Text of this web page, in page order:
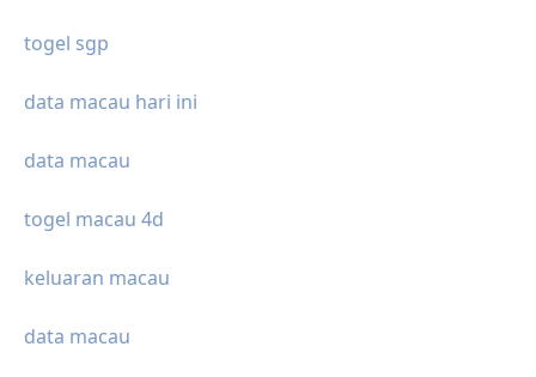
togel sgp
data macau hari ini
data macau
togel macau 4d
keluaran macau
data macau